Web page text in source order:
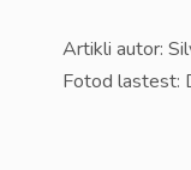
Artikli autor:
Fotod lastest: